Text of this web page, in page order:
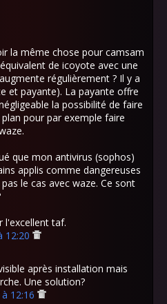
la même chose pour camsam
de icoyote avec une
régulièrement ? Il y a
et payante). La payante offre
la possibilité de faire
pour par exemple faire
que mon antivirus (sophos)
applis comme dangereuses
le cas avec waze. Ce sont
l'excellent taf.
12:20
après installation mais
Une solution?
12:16